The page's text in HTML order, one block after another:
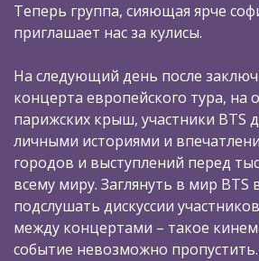
Теперь группа, сияющая ярче
приглашает нас за кулисы.
На следующий день после
концерта европейского тура, на
парижских крыш, участники BTS
личными историями и
городов и выступлений перед
всему миру. Заглянуть в мир BTS
подслушать дискуссии
между концертами – такое
событие невозможно пропустить.